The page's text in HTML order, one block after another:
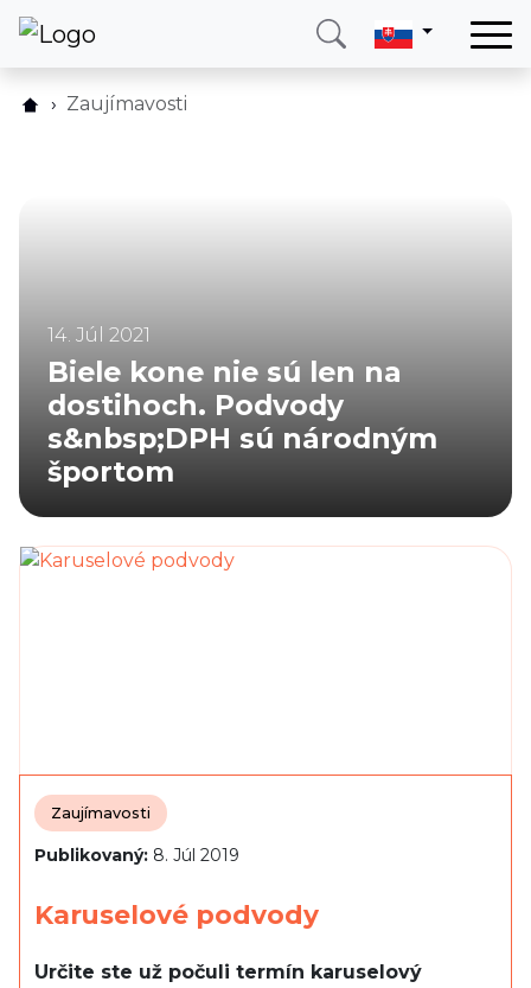
Zavolajte mi Prihlásiť sa
Zaujímavosti
14. Júl 2021
Biele kone nie sú len na
dostihoch. Podvody
s&nbsp;DPH sú národným
športom
Zaujímavosti
Publikovaný: 8. Júl 2019
Karuselové podvody
Určite ste už počuli termín karuselový